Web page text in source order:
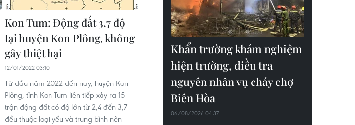
Kon Tum: Động đất 3,7 độ
tại huyện Kon Plông, không
gây thiệt hại
12/01/2022 03:10
Từ đầu năm 2022 đến nay, huyện Kon
Plông, tỉnh Kon Tum liên tiếp xảy ra 15
trận động đất có độ lớn từ 2,4 đến 3,7 -
đều thuộc loại yếu và trung bình nên
Khẩn trường khám nghiệm
hiện trường, điều tra
nguyên nhân vụ cháy chợ
Biên Hòa
06/08/2026 04:37